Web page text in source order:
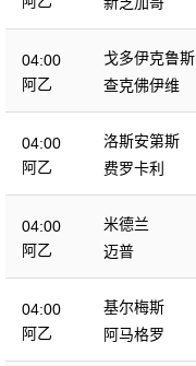
04:00
阿乙
戈多伊克鲁斯
查克佛伊维
04:00
阿乙
洛斯安第斯
费罗卡利
04:00
阿乙
米德兰
迈普
04:00
阿乙
基尔梅斯
阿马格罗